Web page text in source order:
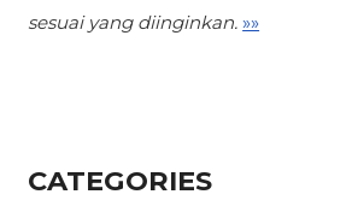
sesuai yang diinginkan. »»
CATEGORIES